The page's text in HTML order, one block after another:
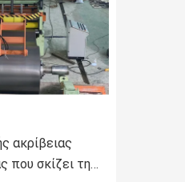
ακρίβειας
που σκίζει τη